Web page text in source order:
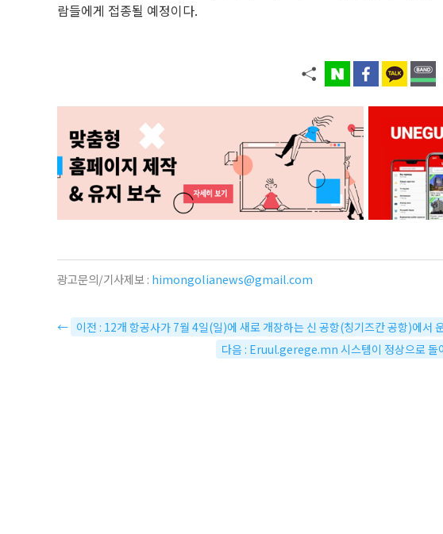
람들에게 접종될 예정이다.
광고문의/기사제보 : himongolianews@gmail.com
← 이전 : 12개 항공사가 7월 4일(일)에 새로 개장하는 신 공항(칭기즈칸 공항)에서
다음 : Eruul.gerege.mn 시스템이 정상으로 돌